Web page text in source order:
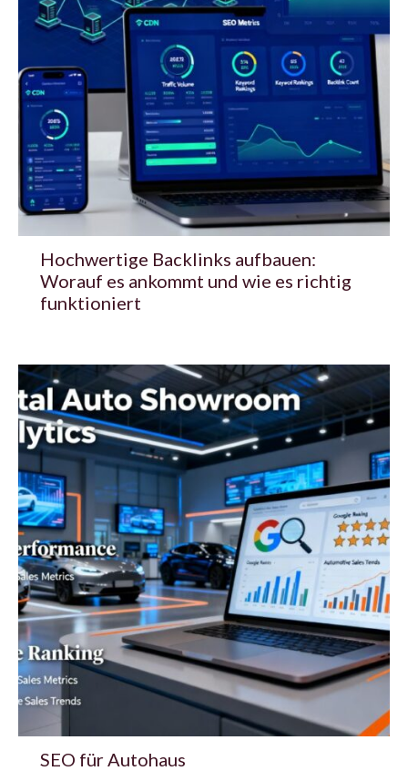
Hochwertige Backlinks aufbauen:
Worauf es ankommt und wie es richtig
funktioniert
SEO für Autohaus